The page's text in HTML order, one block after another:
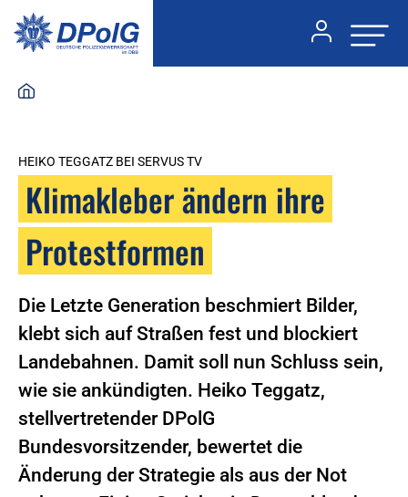
HEIKO TEGGATZ BEI SERVUS TV
Klimakleber ändern ihre
Protestformen
Die Letzte Generation beschmiert Bilder,
klebt sich auf Straßen fest und blockiert
Landebahnen. Damit soll nun Schluss sein,
wie sie ankündigten. Heiko Teggatz,
stellvertretender DPolG
Bundesvorsitzender, bewertet die
Änderung der Strategie als aus der Not